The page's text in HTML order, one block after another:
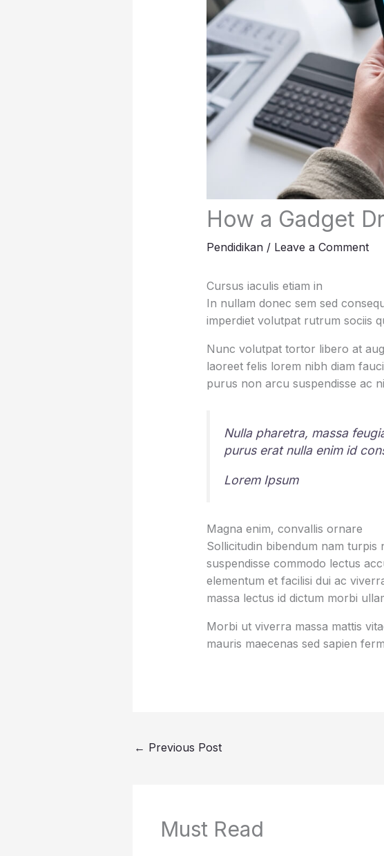
How a Gadget
Pendidikan/ Leave a Comment
Cursus iaculis etiam in
In nullam donec sem sed
imperdiet volutpat rutrum sociis
Nunc volutpat tortor libero at
laoreet felis lorem nibh diam
purus non arcu suspendisse ac
Nulla pharetra, massa
purus erat nulla enim id
Lorem Ipsum
Magna enim, convallis ornare
Sollicitudin bibendum nam turpis
suspendisse commodo lectus
elementum et facilisi dui ac
massa lectus id dictum morbi
Morbi ut viverra massa mattis
mauris maecenas sed sapien
← Previous Post
Must Read